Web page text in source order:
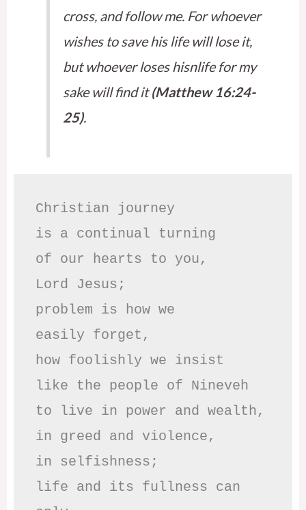
cross, and follow me. For whoever
wishes to save his life will lose it,
but whoever loses hisnlife for my
sake will find it(Matthew 16:24-
25).
Christian journey
is a continual turning
of our hearts to you,
Lord Jesus;
problem is how we
easily forget,
how foolishly we insist
like the people of Nineveh
to live in power and wealth,
in greed and violence,
in selfishness;
life and its fullness can